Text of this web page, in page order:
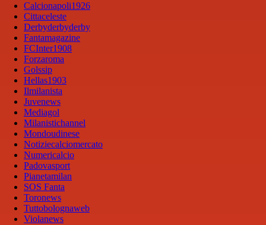
Calcionapoli1926
Cittaceleste
Derbyderbyderby
Fantamagazine
FCInter1908
Forzaroma
Golssip
Hellas1903
Ilmilanista
Juvenews
Mediagol
Milanistichannel
Mondoudinese
Notiziecalciomercato
Numericalcio
Padovasport
Pianetamilan
SOS Fanta
Toronews
Tuttobolognaweb
Violanews